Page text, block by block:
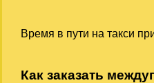
Время в пути на такси
Как заказать